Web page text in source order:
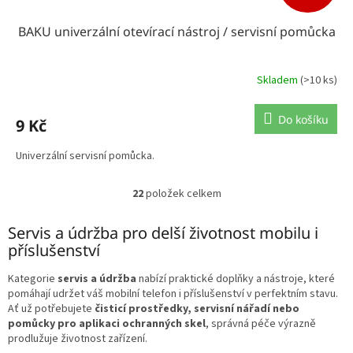
BAKU univerzální otevírací nástroj / servisní pomůcka
Skladem (>10 ks)
9 Kč Do košíku
Univerzální servisní pomůcka.
O
l
á
a
c
í
p
22položek celkem
Servis a údržba pro delší životnost mobilu i
příslušenství
Kategorie servis a údržba nabízí praktické doplňky a nástroje, které
pomáhají udržet váš mobilní telefon i příslušenství v perfektním stavu.
Ať už potřebujete čisticí prostředky, servisní nářadí nebo
pomůcky pro aplikaci ochranných skel, správná péče výrazně
prodlužuje životnost zařízení.